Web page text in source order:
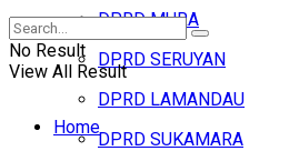
DPRD MURA
DPRD SERUYAN
DPRD LAMANDAU
DPRD SUKAMARA
No Result
View All Result
Home